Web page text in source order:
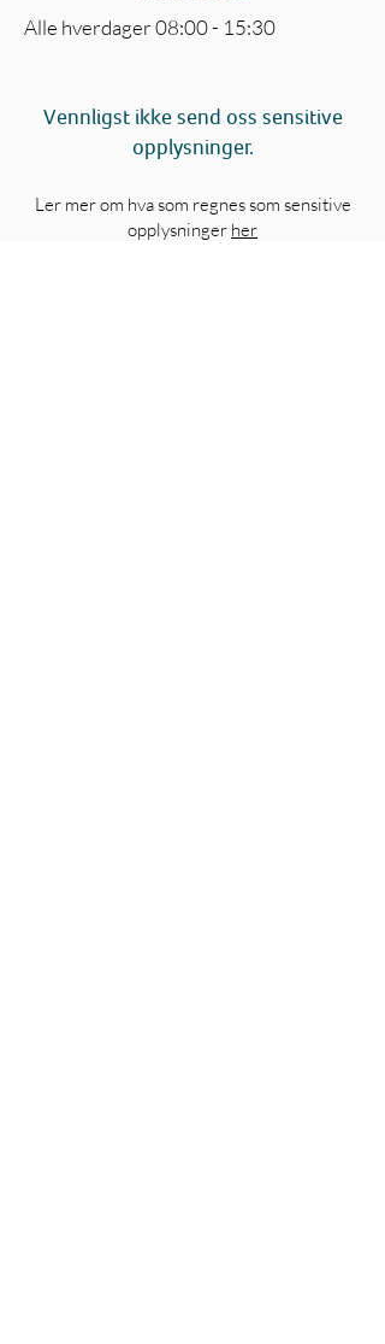
Alle hverdager 08:00 - 15:30
Vennligst ikke send oss sensitive
opplysninger.
Ler mer om hva som regnes som sensitive
opplysninger her